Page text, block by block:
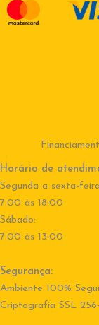
Horário de
Segunda a sexta-
7:00 às 18:00
Sábado:
7:00 às 13:00
Segurança:
Ambiente 100%
Criptografia SSL